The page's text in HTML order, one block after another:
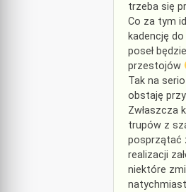
trzeba się
Co za tym
kadencję
poseł
przestojów
Tak na
obstaję
Zwłaszcza
trupów z
posprzątać
realizacji
niektóre